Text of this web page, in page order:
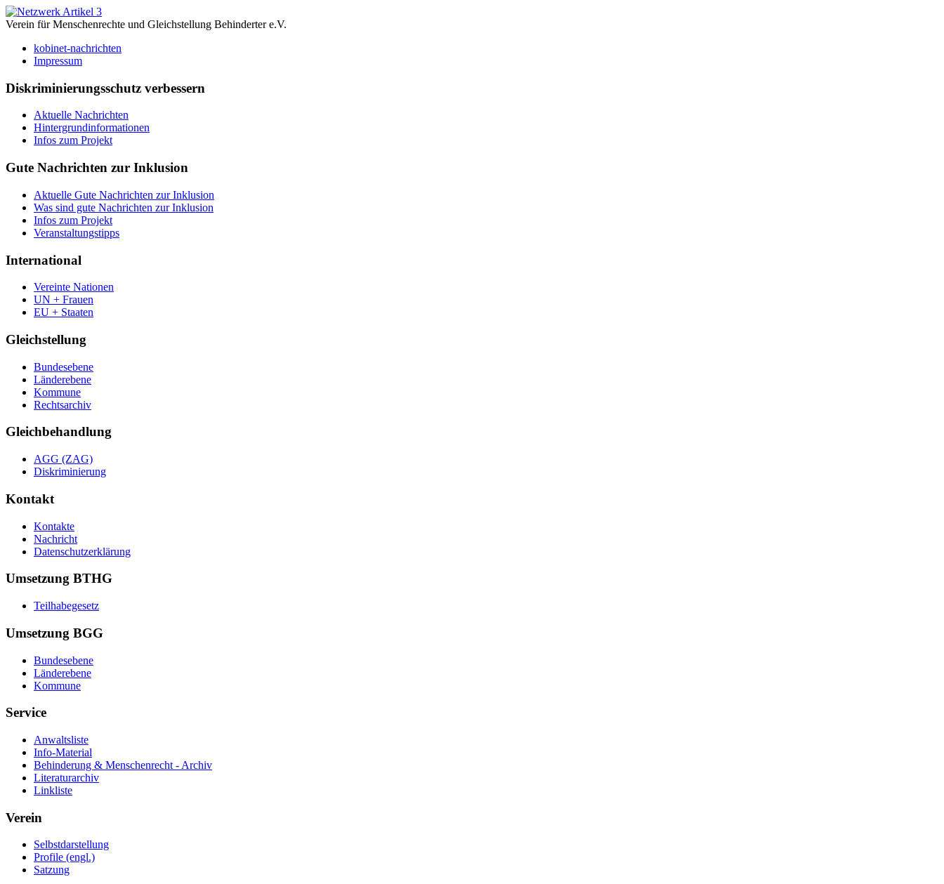
Verein für Menschenrechte und Gleichstellung Behinderter e.V.
kobinet-nachrichten
Impressum
Diskriminierungsschutz verbessern
Aktuelle Nachrichten
Hintergrundinformationen
Infos zum Projekt
Gute Nachrichten zur Inklusion
Aktuelle Gute Nachrichten zur Inklusion
Was sind gute Nachrichten zur Inklusion
Infos zum Projekt
Veranstaltungstipps
International
Vereinte Nationen
UN + Frauen
EU + Staaten
Gleichstellung
Bundesebene
Länderebene
Kommune
Rechtsarchiv
Gleichbehandlung
AGG (ZAG)
Diskriminierung
Kontakt
Kontakte
Nachricht
Datenschutzerklärung
Umsetzung BTHG
Teilhabegesetz
Umsetzung BGG
Bundesebene
Länderebene
Kommune
Service
Anwaltsliste
Info-Material
Behinderung & Menschenrecht - Archiv
Literaturarchiv
Linkliste
Verein
Selbstdarstellung
Profile (engl.)
Satzung